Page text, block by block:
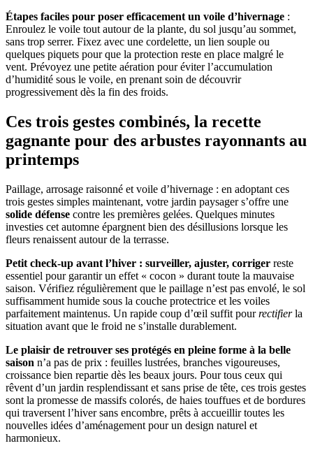
Étapes faciles pour poser efficacement un voile d’hivernage :
Enroulez le voile tout autour de la plante, du sol jusqu’au sommet,
sans trop serrer. Fixez avec une cordelette, un lien souple ou
quelques piquets pour que la protection reste en place malgré le
vent. Prévoyez une petite aération pour éviter l’accumulation
d’humidité sous le voile, en prenant soin de découvrir
progressivement dès la fin des froids.
Ces trois gestes combinés, la recette
gagnante pour des arbustes rayonnants au
printemps
Paillage, arrosage raisonné et voile d’hivernage : en adoptant ces
trois gestes simples maintenant, votre jardin paysager s’offre une
solide défense contre les premières gelées. Quelques minutes
investies cet automne épargnent bien des désillusions lorsque les
fleurs renaissent autour de la terrasse.
Petit check-up avant l’hiver : surveiller, ajuster, corriger reste
essentiel pour garantir un effet « cocon » durant toute la mauvaise
saison. Vérifiez régulièrement que le paillage n’est pas envolé, le sol
suffisamment humide sous la couche protectrice et les voiles
parfaitement maintenus. Un rapide coup d’œil suffit pourrectifierla
situation avant que le froid ne s’installe durablement.
Le plaisir de retrouver ses protégés en pleine forme à la belle
saison n’a pas de prix : feuilles lustrées, branches vigoureuses,
croissance bien repartie dès les beaux jours. Pour tous ceux qui
rêvent d’un jardin resplendissant et sans prise de tête, ces trois gestes
sont la promesse de massifs colorés, de haies touffues et de bordures
qui traversent l’hiver sans encombre, prêts à accueillir toutes les
nouvelles idées d’aménagement pour un design naturel et
harmonieux.